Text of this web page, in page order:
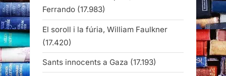
Ferrando (17.983)
El soroll i la fúria, William Faulkner
(17.420)
Sants innocents a Gaza (17.193)